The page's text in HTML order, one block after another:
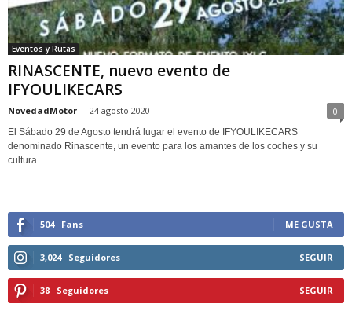
Eventos y Rutas
RINASCENTE, nuevo evento de
IFYOULIKECARS
NovedadMotor - 24 agosto 2020 0
El Sábado 29 de Agosto tendrá lugar el evento de IFYOULIKECARS
denominado Rinascente, un evento para los amantes de los coches y su
cultura...
504 Fans ME GUSTA
3,024 Seguidores SEGUIR
38 Seguidores SEGUIR